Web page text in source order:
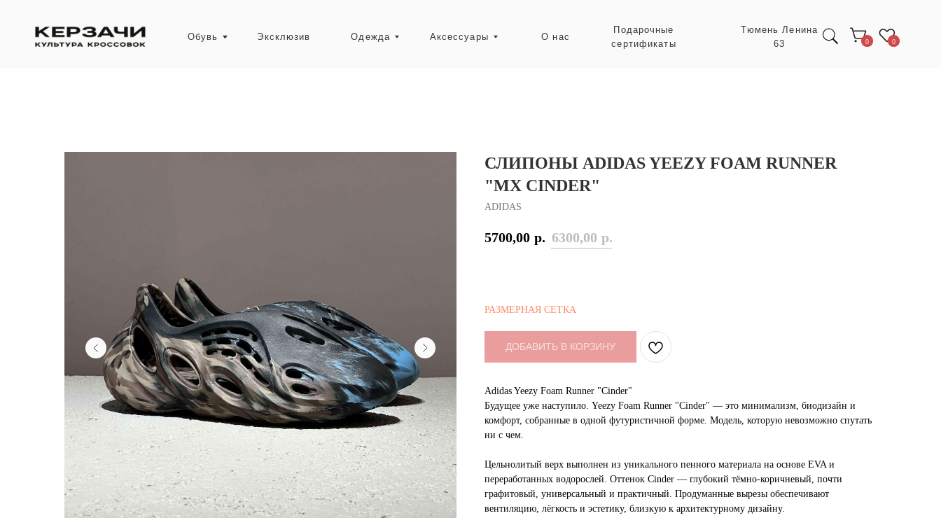
Эксклюзив
Обувь Аксессуары
сертификаты
Тюмень Ленина
СЛИПОНЫ ADIDAS YEEZY FOAM RUNNER
"MX CINDER"
ADIDAS
5700,00 р. 6300,00 р.
РАЗМЕРНАЯ СЕТКА
ДОБАВИТЬ В КОРЗИНУ
Adidas Yeezy Foam Runner "Cinder"
Будущее уже наступило. Yeezy Foam Runner "Cinder" — это минимализм, биодизайн и
комфорт, собранные в одной футуристичной форме. Модель, которую невозможно спутать
ни с чем.
Цельнолитый верх выполнен из уникального пенного материала на основе EVA и
переработанных водорослей. Оттенок Cinder — глубокий тёмно-коричневый, почти
графитовый, универсальный и практичный. Продуманные вырезы обеспечивают
вентиляцию, лёгкость и эстетику, близкую к архитектурному дизайну.